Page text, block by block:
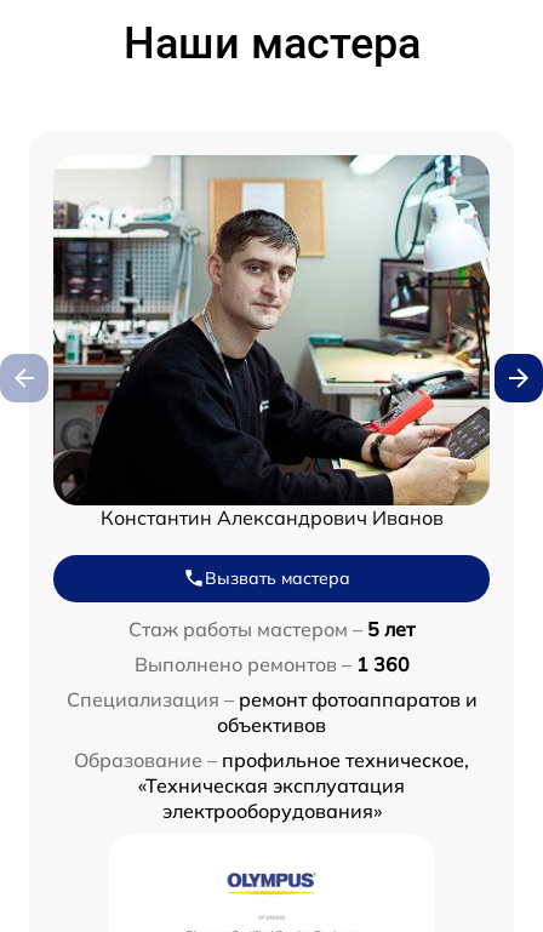
Наши мастера
Константин Александрович Иванов
Вызвать мастера
Стаж работы мастером – 5 лет
Выполнено ремонтов – 1 360
Специализация – ремонт фотоаппаратов и
объективов
Образование – профильное техническое,
«Техническая эксплуатация
электрооборудования»